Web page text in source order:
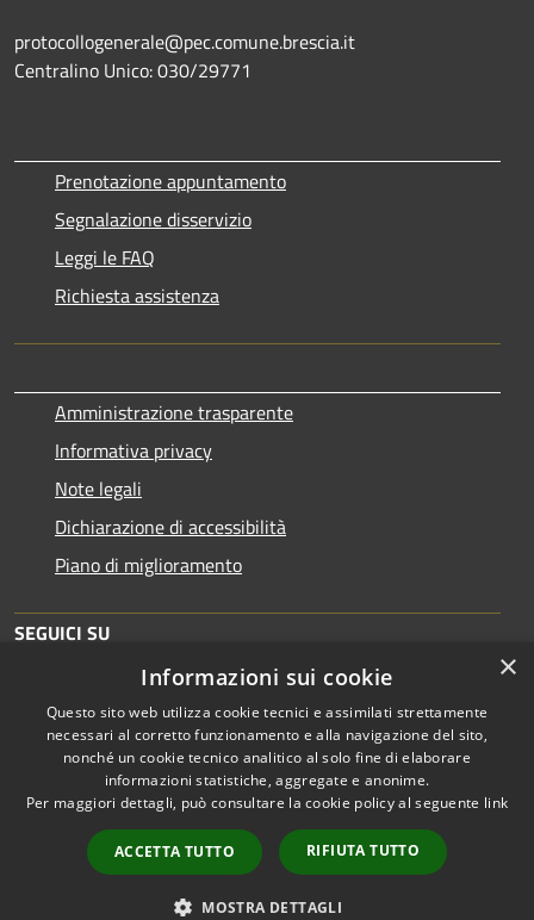
protocollogenerale@pec.comune.brescia.it
Centralino Unico: 030/29771
Prenotazione appuntamento
Segnalazione disservizio
Leggi le FAQ
Richiesta assistenza
Amministrazione trasparente
Informativa privacy
Note legali
Dichiarazione di accessibilità
Piano di miglioramento
SEGUICI SU
RSS
Accessibilità
Copyright © 2026 • Comune di
Municipium•
Accesso
redazione
×
Informazioni sui cookie
Questo sito web utilizza cookie tecnici e assimilati strettamente
necessari al corretto funzionamento e alla navigazione del sito,
nonché un cookie tecnico analitico al solo fine di elaborare
informazioni statistiche, aggregate e anonime.
Per maggiori dettagli, può consultare la cookie policy al seguente link
ACCETTA TUTTO RIFIUTA TUTTO
MOSTRA DETTAGLI